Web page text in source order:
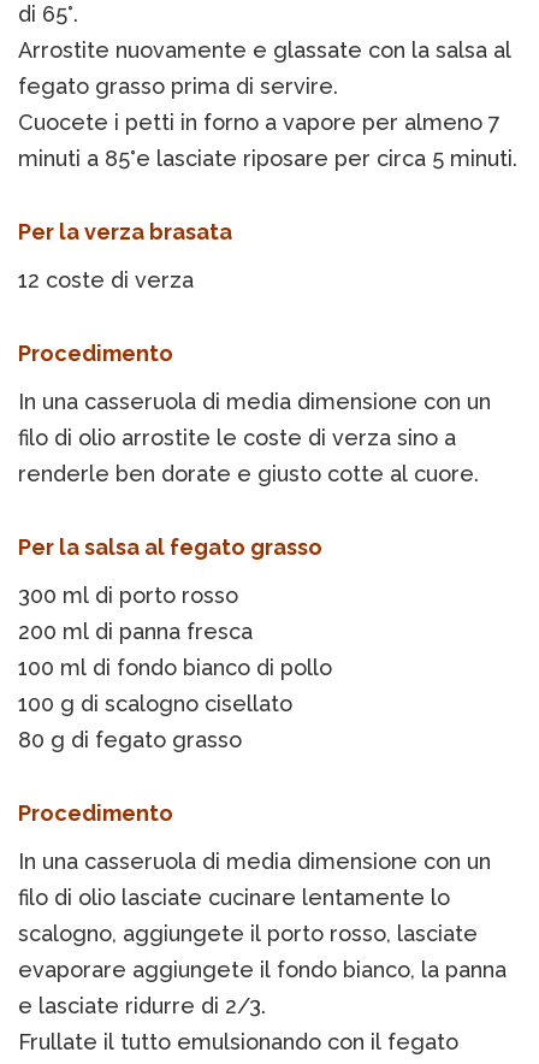
di 65°.
Arrostite nuovamente e glassate con la salsa al
fegato grasso prima di servire.
Cuocete i petti in forno a vapore per almeno 7
minuti a 85°e lasciate riposare per circa 5 minuti.
Per la verza brasata
12 coste di verza
Procedimento
In una casseruola di media dimensione con un
filo di olio arrostite le coste di verza sino a
renderle ben dorate e giusto cotte al cuore.
Per la salsa al fegato grasso
300 ml di porto rosso
200 ml di panna fresca
100 ml di fondo bianco di pollo
100 g di scalogno cisellato
80 g di fegato grasso
Procedimento
In una casseruola di media dimensione con un
filo di olio lasciate cucinare lentamente lo
scalogno, aggiungete il porto rosso, lasciate
evaporare aggiungete il fondo bianco, la panna
e lasciate ridurre di 2/3.
Frullate il tutto emulsionando con il fegato